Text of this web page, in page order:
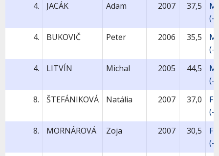
4.
JACÁK Adam 2007 37,5
(-
4.
BUKOVIČ Peter 2006 35,5
(-
4.
LITVÍN Michal 2005 44,5
(-
8.
ŠTEFÁNIKOVÁ Natália 2007 37,0
(-
8.
MORNÁROVÁ Zoja 2007 30,5
(-